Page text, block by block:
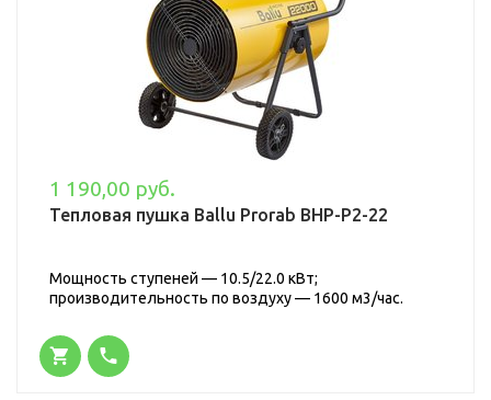
1 190,00 руб.
Тепловая пушка Ballu Prorab BHP-P2-22
Мощность ступеней — 10.5/22.0 кВт;
производительность по воздуху — 1600 м3/час.